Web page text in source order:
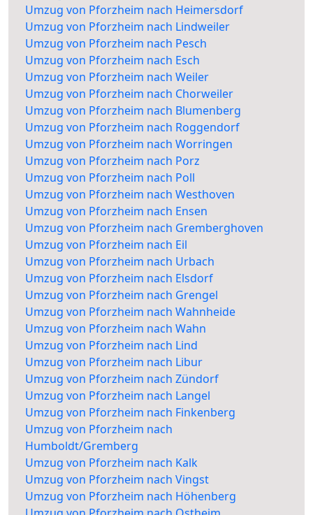
Umzug von Pforzheim nach Heimersdorf
Umzug von Pforzheim nach Lindweiler
Umzug von Pforzheim nach Pesch
Umzug von Pforzheim nach Esch
Umzug von Pforzheim nach Weiler
Umzug von Pforzheim nach Chorweiler
Umzug von Pforzheim nach Blumenberg
Umzug von Pforzheim nach Roggendorf
Umzug von Pforzheim nach Worringen
Umzug von Pforzheim nach Porz
Umzug von Pforzheim nach Poll
Umzug von Pforzheim nach Westhoven
Umzug von Pforzheim nach Ensen
Umzug von Pforzheim nach Gremberghoven
Umzug von Pforzheim nach Eil
Umzug von Pforzheim nach Urbach
Umzug von Pforzheim nach Elsdorf
Umzug von Pforzheim nach Grengel
Umzug von Pforzheim nach Wahnheide
Umzug von Pforzheim nach Wahn
Umzug von Pforzheim nach Lind
Umzug von Pforzheim nach Libur
Umzug von Pforzheim nach Zündorf
Umzug von Pforzheim nach Langel
Umzug von Pforzheim nach Finkenberg
Umzug von Pforzheim nach
Humboldt/Gremberg
Umzug von Pforzheim nach Kalk
Umzug von Pforzheim nach Vingst
Umzug von Pforzheim nach Höhenberg